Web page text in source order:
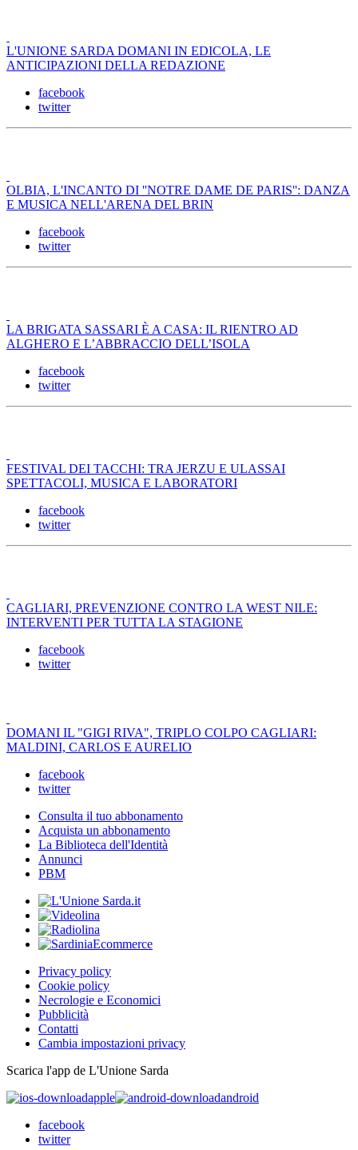
L'UNIONE SARDA DOMANI IN EDICOLA, LE
ANTICIPAZIONI DELLA REDAZIONE
facebook
twitter
OLBIA, L'INCANTO DI ''NOTRE DAME DE PARIS'': DANZA
E MUSICA NELL'ARENA DEL BRIN
facebook
twitter
LA BRIGATA SASSARI È A CASA: IL RIENTRO AD
ALGHERO E L’ABBRACCIO DELL’ISOLA
facebook
twitter
FESTIVAL DEI TACCHI: TRA JERZU E ULASSAI
SPETTACOLI, MUSICA E LABORATORI
facebook
twitter
CAGLIARI, PREVENZIONE CONTRO LA WEST NILE:
INTERVENTI PER TUTTA LA STAGIONE
facebook
twitter
DOMANI IL "GIGI RIVA", TRIPLO COLPO CAGLIARI:
MALDINI, CARLOS E AURELIO
facebook
twitter
Consulta il tuo abbonamento
Acquista un abbonamento
La Biblioteca dell'Identità
Annunci
PBM
Privacy policy
Cookie policy
Necrologie e Economici
Pubblicità
Contatti
Cambia impostazioni privacy
Scarica l'app de L'Unione Sarda
apple
android
facebook
twitter